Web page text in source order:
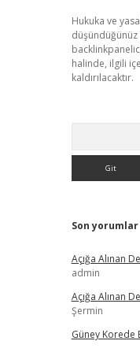
Hukuka ve
halinde, ilgili
kaldırılacaktır.
Son yorumlar
Açığa Alınan
admin
Açığa Alınan
Şermin
Güney Korede